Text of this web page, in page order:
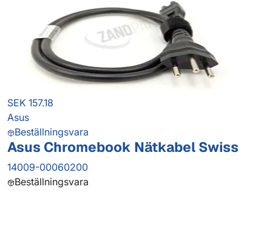
SEK 157.18
Asus
Beställningsvara
Asus Chromebook Nätkabel Swiss
14009-00060200
Beställningsvara